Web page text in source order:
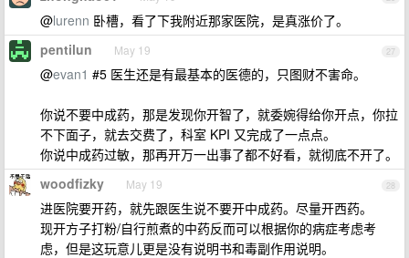
@lurenn 卧槽，看了下我附近那家医院，是真涨价了。
27
pentilun May 19
@evan1 #5 医生还是有最基本的医德的，只图财不害命。
你说不要中成药，那是发现你开智了，就委婉得给你开点，你拉
不下面子，就去交费了，科室 KPI 又完成了一点点。
你说中成药过敏，那再开万一出事了都不好看，就彻底不开了。
28
woodfizky May 19
进医院要开药，就先跟医生说不要开中成药。尽量开西药。
现开方子打粉/自行煎煮的中药反而可以根据你的病症考虑考
虑，但是这玩意儿更是没有说明书和毒副作用说明。